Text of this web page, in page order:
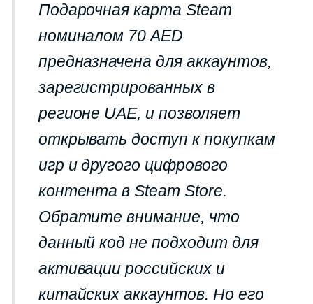
Подарочная карта Steam
номиналом 70 AED
предназначена для аккаунтов,
зарегистрированных в
регионе UAE, и позволяет
открывать доступ к покупкам
игр и другого цифрового
контента в Steam Store.
Обратите внимание, что
данный код не подходит для
активации российских и
китайских аккаунтов. Но его